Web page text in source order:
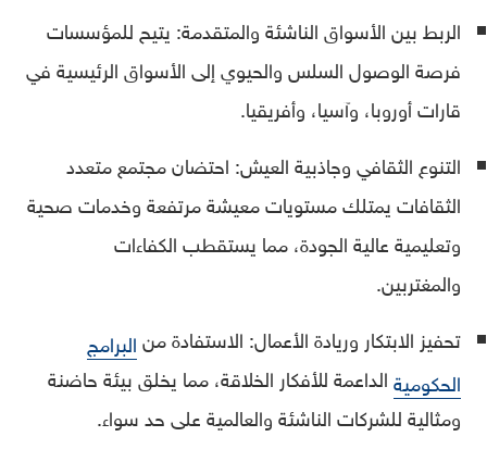
الربط بين الأسواق الناشئة والمتقدمة: يتيح للمؤسسات
فرصة الوصول السلس والحيوي إلى الأسواق الرئيسية في
قارات أوروبا، وآسيا، وأفريقيا.
التنوع الثقافي وجاذبية العيش: احتضان مجتمع متعدد
الثقافات يمتلك مستويات معيشة مرتفعة وخدمات صحية
وتعليمية عالية الجودة، مما يستقطب الكفاءات
والمغتربين.
تحفيز الابتكار وريادة الأعمال: الاستفادة منالبرامج
الحكوميةالداعمة للأفكار الخلاقة، مما يخلق بيئة حاضنة
ومثالية للشركات الناشئة والعالمية على حد سواء.